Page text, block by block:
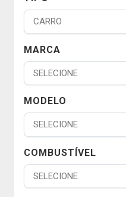
MARCA
MODELO
COMBUSTÍVEL